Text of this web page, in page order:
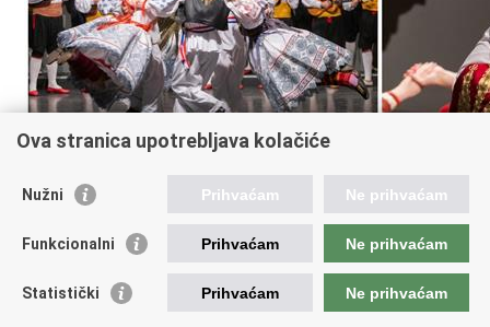
Ova stranica upotrebljava kolačiće
Nužni Prihvaćam Ne prihvaćam
Funkcionalni Prihvaćam Ne prihvaćam
Statistički Prihvaćam Ne prihvaćam